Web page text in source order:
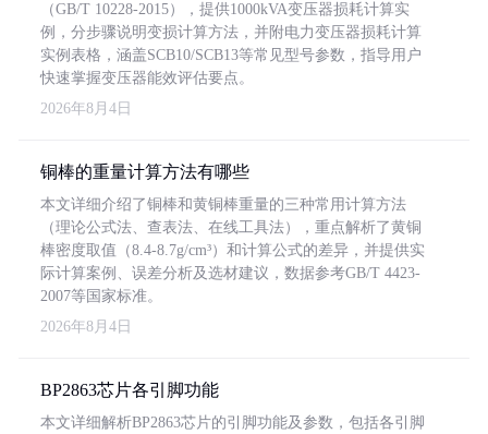
（GB/T 10228-2015），提供1000kVA变压器损耗计算实
例，分步骤说明变损计算方法，并附电力变压器损耗计算
实例表格，涵盖SCB10/SCB13等常见型号参数，指导用户
快速掌握变压器能效评估要点。
2026年8月4日
铜棒的重量计算方法有哪些
本文详细介绍了铜棒和黄铜棒重量的三种常用计算方法
（理论公式法、查表法、在线工具法），重点解析了黄铜
棒密度取值（8.4-8.7g/cm³）和计算公式的差异，并提供实
际计算案例、误差分析及选材建议，数据参考GB/T 4423-
2007等国家标准。
2026年8月4日
BP2863芯片各引脚功能
本文详细解析BP2863芯片的引脚功能及参数，包括各引脚